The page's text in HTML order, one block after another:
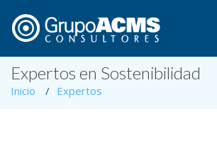
Expertos en Sostenibilidad
Inicio Expertos